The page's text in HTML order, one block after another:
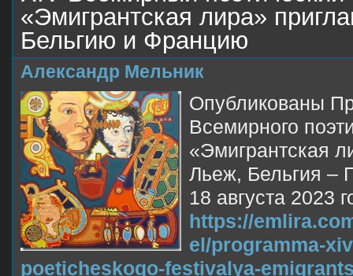
«Эмигрантская лира»
Бельгию и Францию
Александр Мельник
Опубликованы
Всемирного
«Эмигрантская
Льеж, Бельгия –
18 августа 2023
https://
el/programma-
poeticheskogo-festivalya-